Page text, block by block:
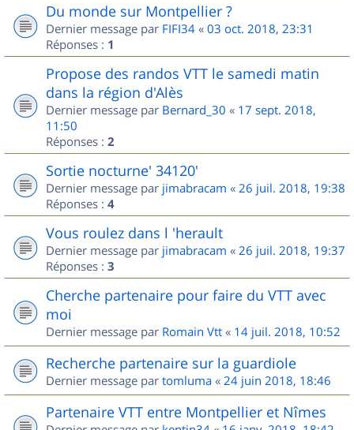
Du monde sur Montpellier ?
Dernier message par FIFI34 « 03 oct. 2018, 23:31
Réponses : 1
Propose des randos VTT le samedi matin
dans la région d'Alès
Dernier message par Bernard_30 « 17 sept. 2018,
11:50
Réponses : 2
Sortie nocturne' 34120'
Dernier message par jimabracam « 26 juil. 2018, 19:38
Réponses : 4
Vous roulez dans l 'herault
Dernier message par jimabracam « 26 juil. 2018, 19:37
Réponses : 3
Cherche partenaire pour faire du VTT avec
moi
Dernier message par Romain Vtt « 14 juil. 2018, 10:52
Recherche partenaire sur la guardiole
Dernier message par tomluma « 24 juin 2018, 18:46
Partenaire VTT entre Montpellier et Nîmes